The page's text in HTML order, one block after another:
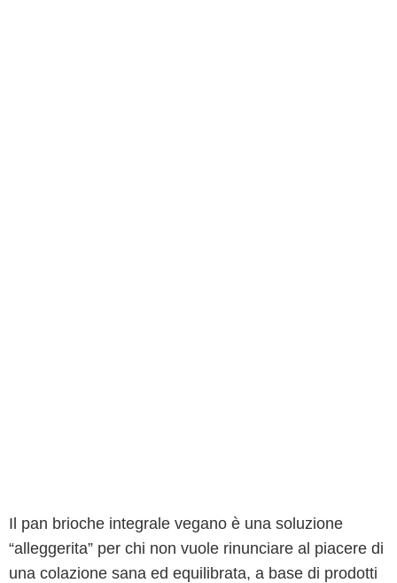
Il pan brioche integrale vegano è una soluzione
“alleggerita” per chi non vuole rinunciare al piacere di
una colazione sana ed equilibrata, a base di prodotti